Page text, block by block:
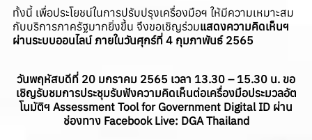
ทั้งนี้ เพื่อประโยชน์ในการปรับปรุงเครื่องมือฯ ให้มีความเหมาะสม
กับบริการภาครัฐมากยิ่งขึ้น จึงขอเชิญร่วมแสดงความคิดเห็นฯ
ผ่านระบบออนไลน์ ภายในวันศุกร์ที่ 4 กุมภาพันธ์ 2565
วันพฤหัสบดีที่ 20 มกราคม 2565 เวลา 13.30 – 15.30 น. ขอ
เชิญรับชมการประชุมรับฟังความคิดเห็นต่อเครื่องมือประมวลอัต
โนมัติฯ Assessment Tool for Government Digital ID ผ่าน
ช่องทาง Facebook Live: DGA Thailand